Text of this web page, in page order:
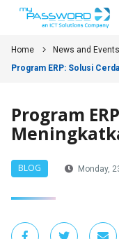
Home
News and Events
Program ERP: Solusi
Program
BLOG Monday,